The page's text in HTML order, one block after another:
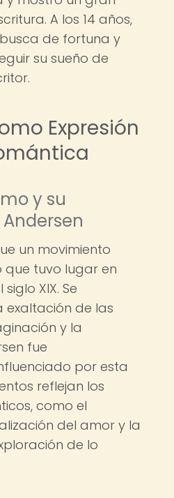
A los 14 años,
de fortuna y
su sueño de
Expresión
y su
un movimiento
tuvo lugar en
XIX. Se
de las
y la
fue
por esta
reflejan los
como el
del amor y la
de lo